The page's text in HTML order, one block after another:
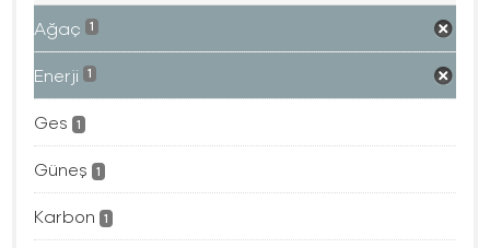
Ağaç 1
Enerji 1
Ges 1
Güneş 1
Karbon 1